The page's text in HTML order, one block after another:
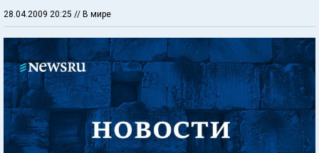
28.04.2009 20:25 // В мире